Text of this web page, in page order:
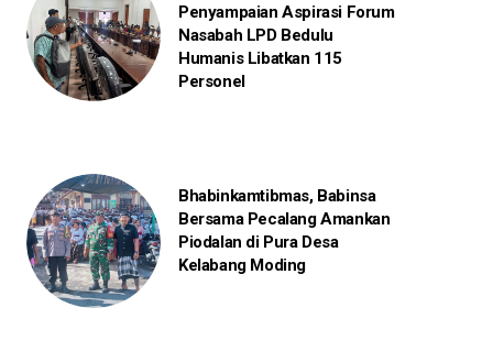
Penyampaian Aspirasi Forum
Nasabah LPD Bedulu
Humanis Libatkan 115
Personel
Bhabinkamtibmas, Babinsa
Bersama Pecalang Amankan
Piodalan di Pura Desa
Kelabang Moding